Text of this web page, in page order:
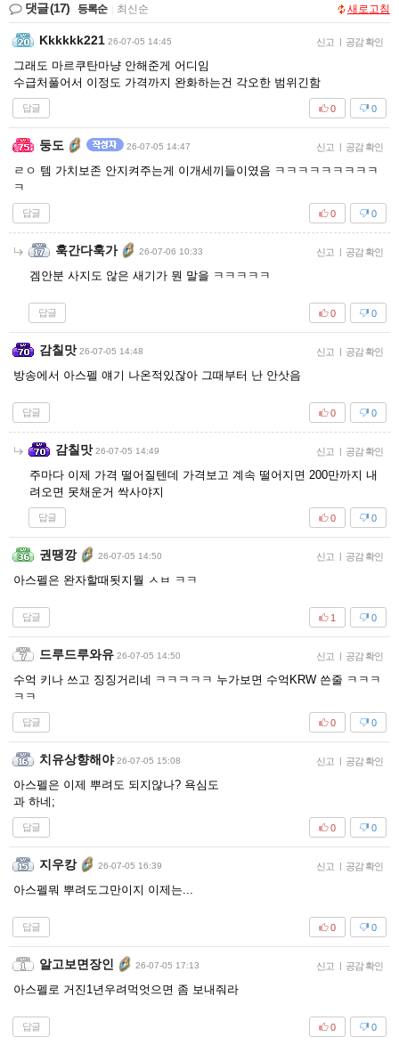
댓글(17) 등록순 최신순 새로고침
Kkkkkk221 26-07-05 14:45 신고 | 공감 확인
그래도 마르쿠탄마냥 안해준게 어디임
수급처풀어서 이정도 가격까지 완화하는건 각오한 범위긴함
답글 0
0
둥도 26-07-05 14:47 신고 | 공감 확인
ㄹㅇ 템 가치보존 안지켜주는게 이개세끼들이였음 ㅋㅋㅋㅋㅋㅋㅋㅋㅋ
ㅋ
답글 0
0
훅간다훅가 26-07-06 10:33 신고 | 공감 확인
겜안분 사지도 않은 새기가 뭔 말을 ㅋㅋㅋㅋㅋ
답글 0
0
감칠맛 26-07-05 14:48 신고 | 공감 확인
방송에서 아스펠 얘기 나온적있잖아 그때부터 난 안삿음
답글 0
0
감칠맛 26-07-05 14:49 신고 | 공감 확인
주마다 이제 가격 떨어질텐데 가격보고 계속 떨어지면 200만까지 내
려오면 못채운거 싹사야지
답글 0
0
권땡깡 26-07-05 14:50 신고 | 공감 확인
아스펠은 완자할때됫지뭘 ㅅㅂ ㅋㅋ
답글 0
1
드루드루와유 26-07-05 14:50 신고 | 공감 확인
수억 키나 쓰고 징징거리네 ㅋㅋㅋㅋㅋ 누가보면 수억KRW 쓴줄 ㅋㅋㅋ
ㅋㅋ
답글 0
0
치유상향해야 26-07-05 15:08 신고 | 공감 확인
아스펠은 이제 뿌려도 되지않나? 욕심도
과 하네;
답글 0
0
지우캉 26-07-05 16:39 신고 | 공감 확인
아스펠뭐 뿌려도그만이지 이제는...
답글 0
0
알고보면장인 26-07-05 17:13 신고 | 공감 확인
아스펠로 거진1년우려먹엇으면 좀 보내줘라
답글 0
0